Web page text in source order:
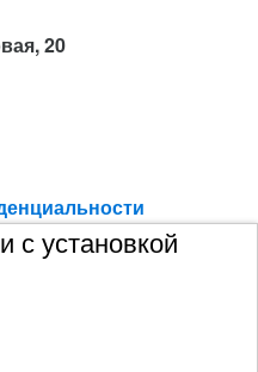
20
с установкой